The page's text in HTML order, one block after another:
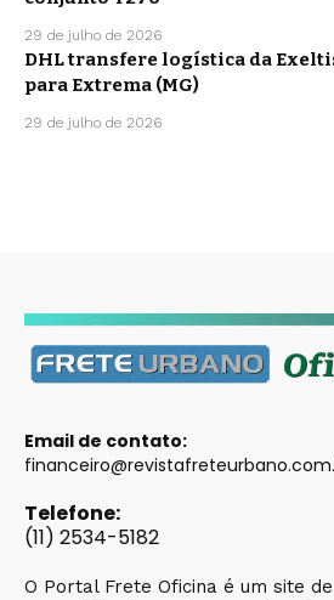
29 de julho de 2026
DHL transfere logística da
para Extrema (MG)
29 de julho de 2026
Email de contato:
Telefone:
(11) 2534-5182
O Portal Frete Oficina é um site